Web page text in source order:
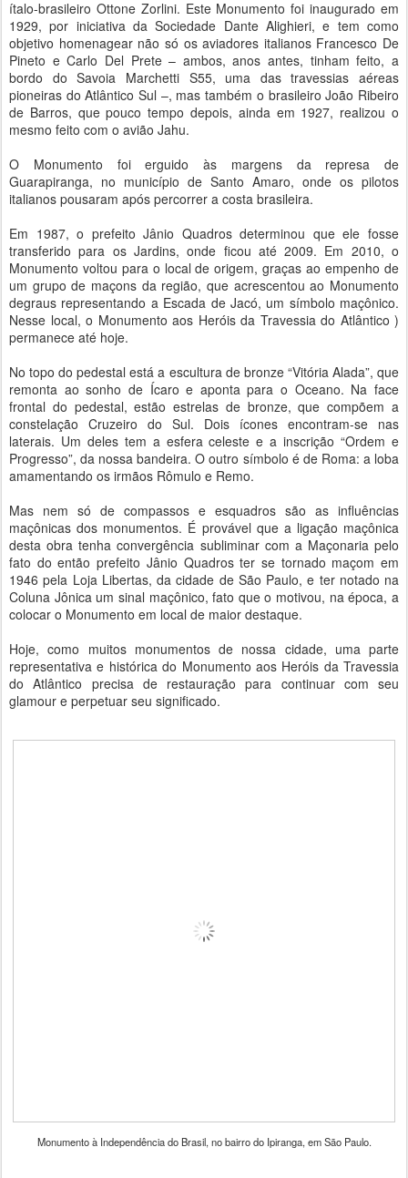
ítalo-brasileiro Ottone Zorlini. Este Monumento foi inaugurado em
1929, por iniciativa da Sociedade Dante Alighieri, e tem como
objetivo homenagear não só os aviadores italianos Francesco De
Pineto e Carlo Del Prete – ambos, anos antes, tinham feito, a
bordo do Savoia Marchetti S55, uma das travessias aéreas
pioneiras do Atlântico Sul –, mas também o brasileiro João Ribeiro
de Barros, que pouco tempo depois, ainda em 1927, realizou o
mesmo feito com o avião Jahu.
O Monumento foi erguido às margens da represa de
Guarapiranga, no município de Santo Amaro, onde os pilotos
italianos pousaram após percorrer a costa brasileira.
Em 1987, o prefeito Jânio Quadros determinou que ele fosse
transferido para os Jardins, onde ficou até 2009. Em 2010, o
Monumento voltou para o local de origem, graças ao empenho de
um grupo de maçons da região, que acrescentou ao Monumento
degraus representando a Escada de Jacó, um símbolo maçônico.
Nesse local, o Monumento aos Heróis da Travessia do Atlântico )
permanece até hoje.
No topo do pedestal está a escultura de bronze “Vitória Alada”, que
remonta ao sonho de Ícaro e aponta para o Oceano. Na face
frontal do pedestal, estão estrelas de bronze, que compõem a
constelação Cruzeiro do Sul. Dois ícones encontram-se nas
laterais. Um deles tem a esfera celeste e a inscrição “Ordem e
Progresso”, da nossa bandeira. O outro símbolo é de Roma: a loba
amamentando os irmãos Rômulo e Remo.
Mas nem só de compassos e esquadros são as influências
maçônicas dos monumentos. É provável que a ligação maçônica
desta obra tenha convergência subliminar com a Maçonaria pelo
fato do então prefeito Jânio Quadros ter se tornado maçom em
1946 pela Loja Libertas, da cidade de São Paulo, e ter notado na
Coluna Jônica um sinal maçônico, fato que o motivou, na época, a
colocar o Monumento em local de maior destaque.
Hoje, como muitos monumentos de nossa cidade, uma parte
representativa e histórica do Monumento aos Heróis da Travessia
do Atlântico precisa de restauração para continuar com seu
glamour e perpetuar seu significado.
Monumento à Independência do Brasil, no bairro do Ipiranga, em São Paulo.